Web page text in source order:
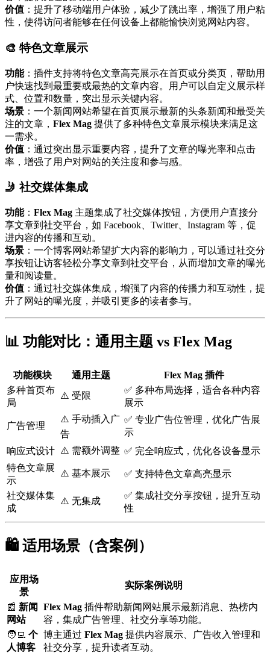
价值 ：提升了移动端用户体验，减少了跳出率，增强了用户粘
性，使得访问者能够在任何设备上都能愉快浏览网站内容。
🎨 特色文章展示
功能：插件支持将特色文章高亮展示在首页或分类页，帮助用
户快速找到最重要或最热的文章内容。用户可以自定义展示样
式、位置和数量，突出显示关键内容。
场景 ：一个新闻网站希望在首页展示最新的头条新闻和最受关
注的文章， Flex Mag 提供了多种特色文章展示模块来满足这
一需求。
价值 ：通过突出显示重要内容，提升了文章的曝光率和点击
率，增强了用户对网站的关注度和参与感。
🤳 社交媒体集成
功能： Flex Mag 主题集成了社交媒体按钮，方便用户直接分
享文章到社交平台，如 Facebook、Twitter、Instagram 等，促
进内容的传播和互动。
场景 ：一个博客网站希望扩大内容的影响力，可以通过社交分
享按钮让访客轻松分享文章到社交平台，从而增加文章的曝光
量和阅读量。
价值 ：通过社交媒体集成，增强了内容的传播力和互动性，提
升了网站的曝光度，并吸引更多的读者参与。
📊 功能对比：通用主题 vs Flex Mag
功能模块 通用主题 Flex Mag插件
多种首页布
局
⚠️ 受限
✅ 多种布局选择，适合各种内容
展示
广告管理
⚠️ 手动插入广
告
✅ 专业广告位管理，优化广告展
示
响应式设计 ⚠️ 需额外调整 ✅ 完全响应式，优化各设备显示
特色文章展
示
⚠️ 基本展示 ✅ 支持特色文章高亮显示
社交媒体集
成
⚠️ 无集成
✅ 集成社交分享按钮，提升互动
性
🛍️ 适用场景（含案例）
应用场
景
实际案例说明
📰 新闻
网站
Flex Mag 插件帮助新闻网站展示最新消息、热榜内
容，集成广告管理、社交分享等功能。
🧑‍💻 个
人博客
博主通过 Flex Mag 提供内容展示、广告收入管理和
社交分享，提升读者互动。